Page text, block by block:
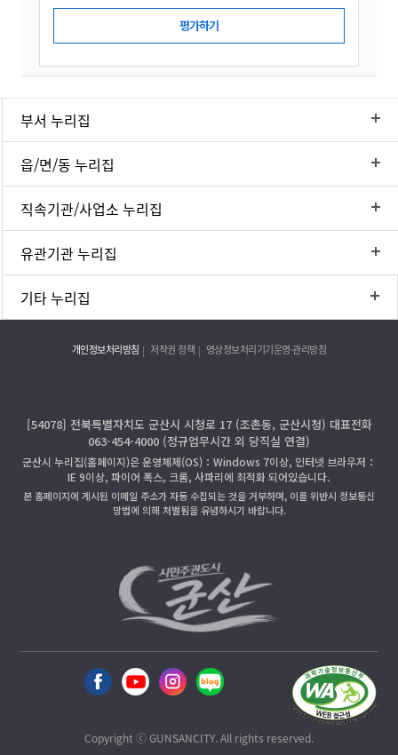
부서 누리집
읍/면/동 누리집
직속기관/사업소 누리집
유관기관 누리집
기타 누리집
개인정보처리방침 저작권 정책 영상정보처리기기운영·관리방침
[54078] 전북특별자치도 군산시 시청로 17 (조촌동, 군산시청) 대표전화
063-454-4000 (정규업무시간 외 당직실 연결)
군산시 누리집(홈페이지)은 운영체제(OS)：Windows 7이상, 인터넷 브라우저：
IE 9이상, 파이어 폭스, 크롬, 사파리에 최적화 되어있습니다.
본 홈페이지에 게시된 이메일 주소가 자동 수집되는 것을 거부하며, 이를 위반시 정보통신
망법에 의해 처벌됨을 유념하시기 바랍니다.
Copyright ⓒ GUNSANCITY. All rights reserved.